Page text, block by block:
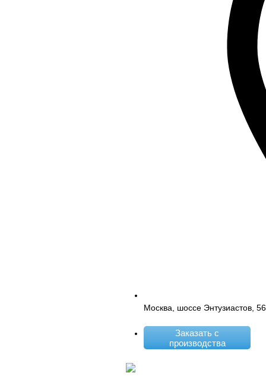
Москва, шоссе Энтузиастов,
Заказать с
производства